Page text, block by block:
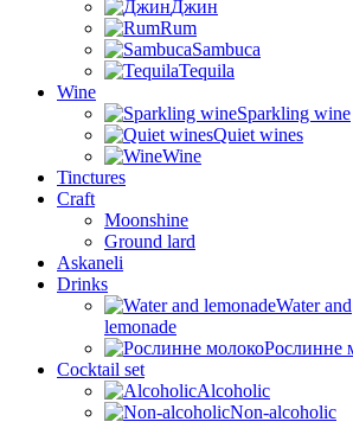
Джин
Rum
Sambuca
Tequila
Wine
Sparkling wine
Quiet wines
Wine
Tinctures
Craft
Moonshine
Ground lard
Askaneli
Drinks
Water and
lemonade
Рослинне
Cocktail set
Alcoholic
Non-alcoholic